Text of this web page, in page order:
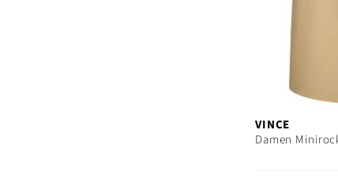
VINCE
Damen